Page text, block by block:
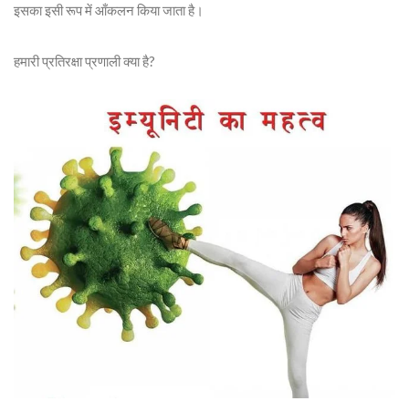
इसका इसी रूप में आँकलन किया जाता है।
हमारी प्रतिरक्षा प्रणाली क्या है?